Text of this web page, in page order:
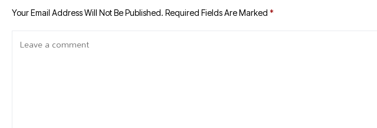
Your Email Address Will Not Be Published. Required Fields Are Marked *